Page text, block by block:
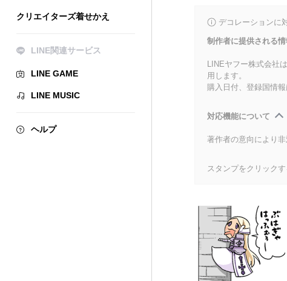
クリエイターズ着せかえ
LINE関連サービス
LINE GAME
LINE MUSIC
ヘルプ
デコレーションに
制作者に提供される
LINEヤフー株式会社
用します。
購入日付、登録国情
対応機能について
著作者の意向により
スタンプをクリック